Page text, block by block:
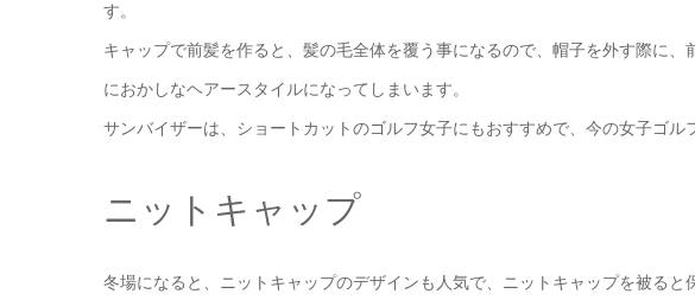
す。
キャップで前髪を作ると、髪の毛全体を覆う事になるので、帽子を外す際に
におかしなヘアースタイルになってしまいます。
サンバイザーは、ショートカットのゴルフ女子にもおすすめで、今の女子ゴル
ニットキャップ
冬場になると、ニットキャップのデザインも人気で、ニットキャップを被ると